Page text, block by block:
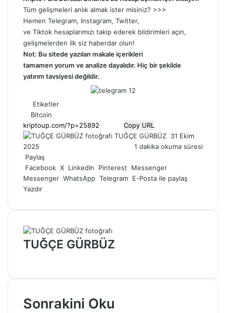
Tüm gelişmeleri anlık almak ister misiniz? >>>
Hemen Telegram, Instagram, Twitter,
ve Tiktok hesaplarımızı takip ederek bildirimleri açın,
gelişmelerden ilk siz haberdar olun!
Not: Bu sitede yazılan makale içerikleri
tamamen yorum ve analize dayalıdır. Hiç bir şekilde
yatırım tavsiyesi değildir.
Etiketler
Bitcoin
Copy URL
TUĞÇE GÜRBÜZ Bir
e-
31 Ekim
2025
1 dakika okuma süresi
Paylaş
Facebook X LinkedIn Pinterest
Messenger
Messenger WhatsApp Telegram E-Posta ile paylaş
Yazdır
TUĞÇE GÜRBÜZ
Sonrakini Oku